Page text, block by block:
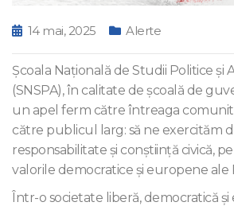
14 mai, 2025 Alerte
Școala Naţională de Studii Politice și
(SNSPA), în calitate de școală de
un apel ferm către întreaga
către publicul larg: să ne exercităm
responsabilitate și conștiință civică,
valorile democratice și europene ale
Într-o societate liberă, democratică